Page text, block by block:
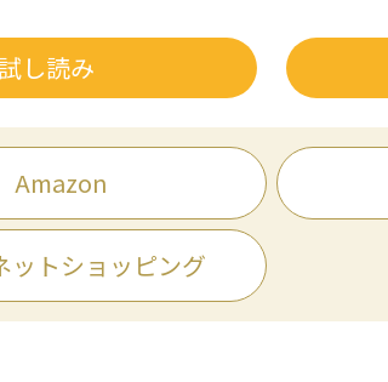
し読み
Amazon
ットショッピング